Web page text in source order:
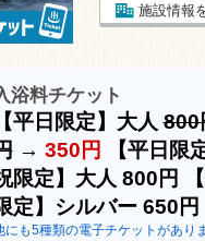
施設情報
浴料チケット
【平日限定】大人800
→ 350円 【平日限
限定】大人 800円
定】シルバー 650円
にも5種類の電子チケットがあり